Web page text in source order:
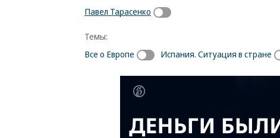
Павел Тарасенко
Темы:
Все о Европе
Испания. Ситуация в стране